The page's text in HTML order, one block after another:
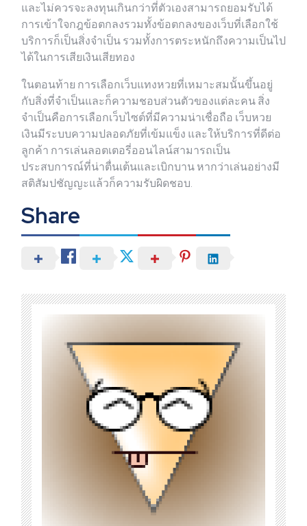
และไม่ควรจะลงทุนเกินกว่าที่ตัวเองสามารถยอมรับได้
การเข้าใจกฎข้อตกลงรวมทั้งข้อตกลงของเว็บที่เลือกใช้
บริการก็เป็นสิ่งจำเป็น รวมทั้งการตระหนักถึงความเป็นไป
ได้ในการเสียเงินเสียทอง
ในตอนท้าย การเลือกเว็บแทงหวยที่เหมาะสมนั้นขึ้นอยู่
กับสิ่งที่จำเป็นและก็ความชอบส่วนตัวของแต่ละคน สิ่ง
จำเป็นคือการเลือกเว็บไซต์ที่มีความน่าเชื่อถือ เว็บหวย
เงินมีระบบความปลอดภัยที่เข้มแข็ง และให้บริการที่ดีต่อ
ลูกค้า การเล่นลอตเตอรี่ออนไลน์สามารถเป็น
ประสบการณ์ที่น่าตื่นเต้นและเบิกบาน หากว่าเล่นอย่างมี
สติสัมปชัญญะแล้วก็ความรับผิดชอบ.
Share